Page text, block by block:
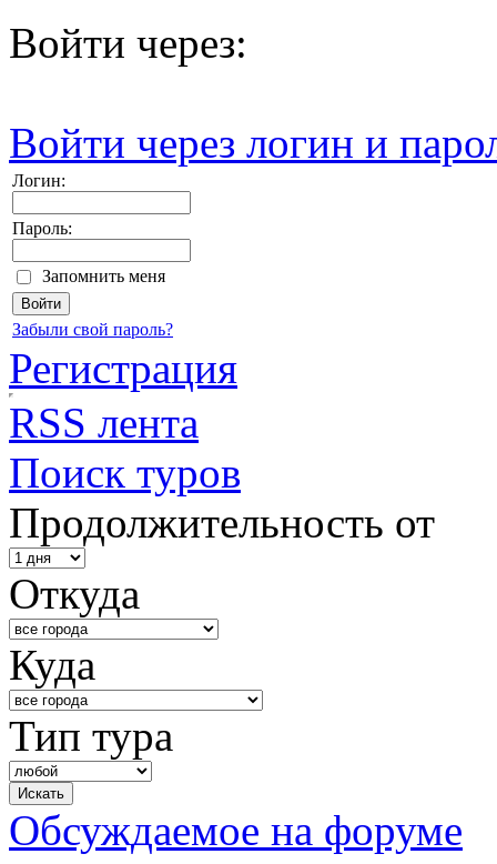
Войти через:
Войти через логин и
Логин:
Пароль:
Запомнить меня
Забыли свой пароль?
Регистрация
RSS лента
Поиск туров
Продолжительность от
Откуда
Куда
Тип тура
Обсуждаемое на форуме